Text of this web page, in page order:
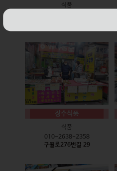
식품
장수식품
식품
010-2638-2358
구월로276번길 29